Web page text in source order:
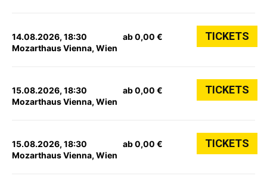
14.08.2026, 18:30
Mozarthaus Vienna, Wien
ab 0,00 € TICKETS
15.08.2026, 18:30
Mozarthaus Vienna, Wien
ab 0,00 € TICKETS
15.08.2026, 18:30
Mozarthaus Vienna, Wien
ab 0,00 € TICKETS